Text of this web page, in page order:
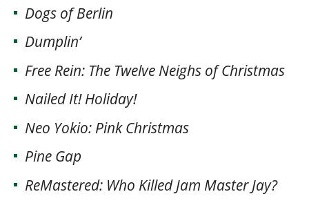
Dogs of Berlin
Dumplin’
Free Rein: The Twelve Neighs of Christmas
Nailed It! Holiday!
Neo Yokio: Pink Christmas
Pine Gap
ReMastered: Who Killed Jam Master Jay?